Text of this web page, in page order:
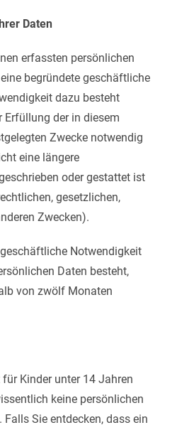
Daten
erfassten persönlichen
begründete geschäftliche
dazu besteht
der in diesem
Zwecke notwendig
eine längere
oder gestattet ist
gesetzlichen,
Zwecken).
Notwendigkeit
Daten besteht,
von zwölf Monaten
Kinder unter 14 Jahren
keine persönlichen
Falls Sie entdecken, dass ein